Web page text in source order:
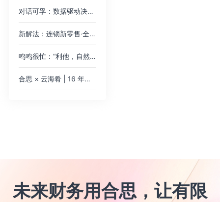
对话可孚：数据驱动决策，如何精准核算业务ROI
新解法：连锁新零售·全域营销费用管理方案
鸣鸣很忙：“利他，自然自利” 10000+ 门店的数字化
合思 × 云海肴 | 16 年云南菜连锁领军品牌，用 AI 审批助手实现 160 + 门店 “报销比上菜还快”
未来财务用合思，让有限